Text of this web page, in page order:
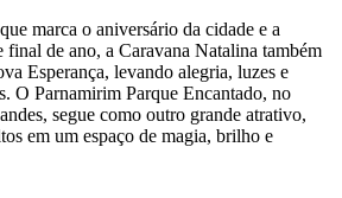
marca o aniversário da cidade e a
final de ano, a Caravana Natalina também
Esperança, levando alegria, luzes e
O Parnamirim Parque Encantado, no
segue como outro grande atrativo,
em um espaço de magia, brilho e